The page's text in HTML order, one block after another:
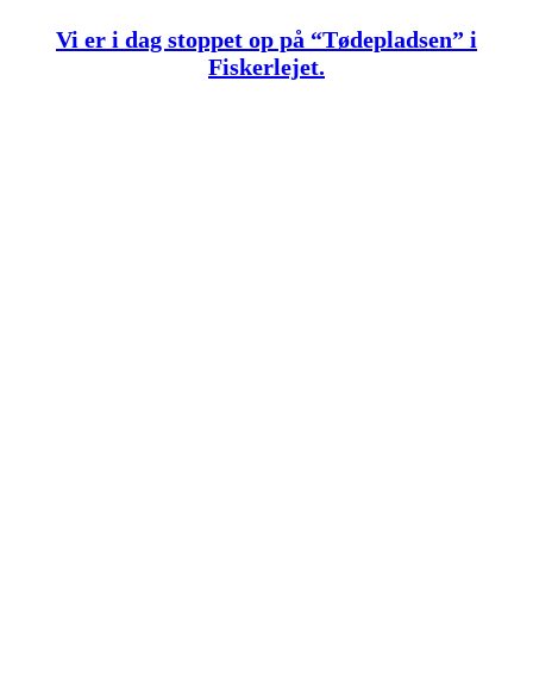
Vi er i dag stoppet op på “Tødepladsen” i
Fiskerlejet.